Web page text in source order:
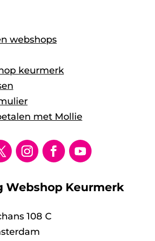
webshops
keurmerk
met Mollie
Webshop Keurmerk
108 C